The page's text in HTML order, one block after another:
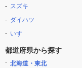
スズキ
ダイハツ
いすゞ
都道府県から探す
北海道・東北